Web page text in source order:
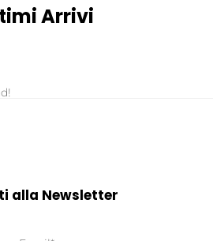
Arrivi
alla Newsletter